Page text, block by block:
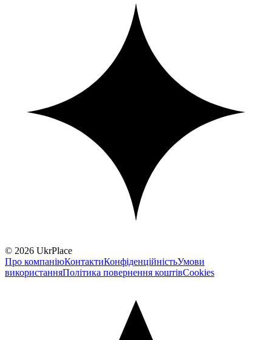
© 2026 UkrPlace
Про компаніюКонтактиКонфіденційністьУмови
використанняПолітика повернення коштівCookies